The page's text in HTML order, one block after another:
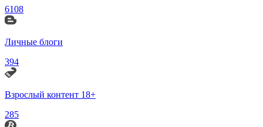
6108
Личные блоги
394
Взрослый контент 18+
285